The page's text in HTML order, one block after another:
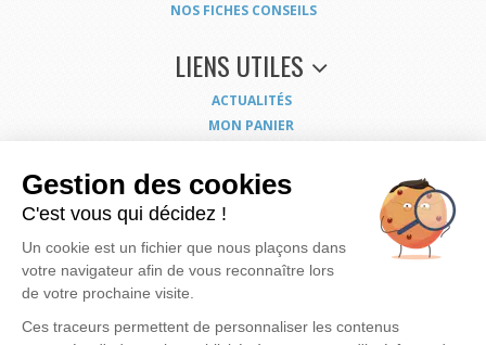
NOS FICHES CONSEILS
LIENS UTILES
ACTUALITÉS
MON PANIER
NOUS CONTACTER
COORDONNÉES
CONDITIONS GÉNÉRALES DE VENTE
MENTIONS LÉGALES
POLITIQUE DE CONFIDENTIALITÉ
EXERCEZ VOS DROITS
PLAN DU SITE
Gestion des cookies
C'est vous qui décidez !
Un cookie est un fichier que nous plaçons dans
votre navigateur afin de vous reconnaître lors
de votre prochaine visite.
Ces traceurs permettent de personnaliser les contenus